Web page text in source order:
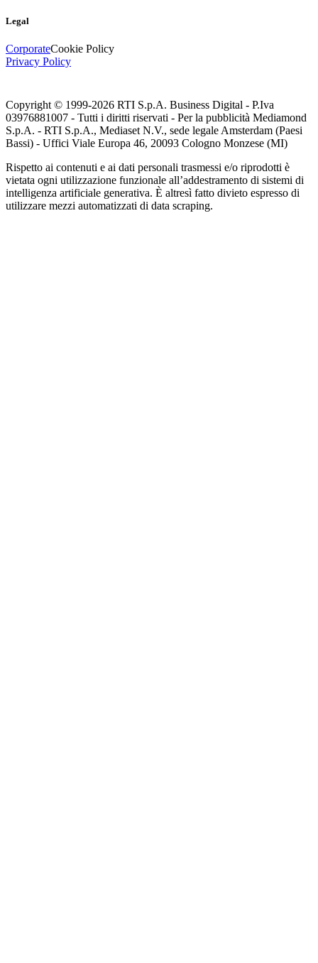
Legal
CorporateCookie Policy
Privacy Policy
Copyright © 1999-2026 RTI S.p.A. Business Digital - P.Iva
03976881007 - Tutti i diritti riservati - Per la pubblicità Mediamond
S.p.A. - RTI S.p.A., Mediaset N.V., sede legale Amsterdam (Paesi
Bassi) - Uffici Viale Europa 46, 20093 Cologno Monzese (MI)
Rispetto ai contenuti e ai dati personali trasmessi e/o riprodotti è
vietata ogni utilizzazione funzionale all’addestramento di sistemi di
intelligenza artificiale generativa. È altresì fatto divieto espresso di
utilizzare mezzi automatizzati di data scraping.